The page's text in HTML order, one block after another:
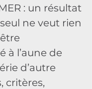
: un résultat
ne veut rien
à l’aune de
d’autre
critères,